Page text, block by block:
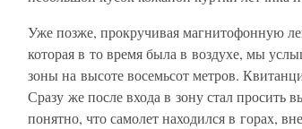
Уже позже, прокручивая магнитофонную
которая в то время была в воздухе, мы
зоны на высоте восемьсот метров.
Сразу же после входа в зону стал просить
понятно, что самолет находился в горах,